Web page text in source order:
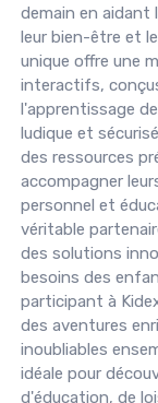
demain en
leur bien-être et
unique offre une
interactifs,
l'apprentissage
ludique et
des ressources
accompagner
personnel et
véritable
des solutions
besoins des
participant à
des aventures
inoubliables
idéale pour
d'éducation, de